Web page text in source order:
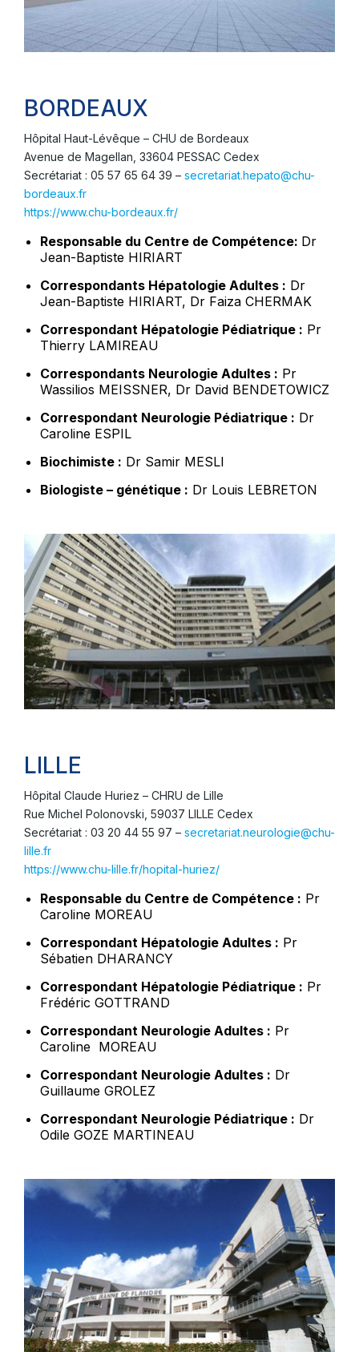
BORDEAUX
Hôpital Haut-Lévêque – CHU de Bordeaux
Avenue de Magellan, 33604 PESSAC Cedex
Secrétariat : 05 57 65 64 39 – secretariat.hepato@chu-
bordeaux.fr
https://www.chu-bordeaux.fr/
Responsable du Centre de Compétence: Dr
Jean-Baptiste HIRIART
Correspondants Hépatologie Adultes : Dr
Jean-Baptiste HIRIART, Dr Faiza CHERMAK
Correspondant Hépatologie Pédiatrique : Pr
Thierry LAMIREAU
Correspondants Neurologie Adultes : Pr
Wassilios MEISSNER, Dr David BENDETOWICZ
Correspondant Neurologie Pédiatrique : Dr
Caroline ESPIL
Biochimiste : Dr Samir MESLI
Biologiste – génétique : Dr Louis LEBRETON
LILLE
Hôpital Claude Huriez – CHRU de Lille
Rue Michel Polonovski, 59037 LILLE Cedex
Secrétariat : 03 20 44 55 97 – secretariat.neurologie@chu-
lille.fr
https://www.chu-lille.fr/hopital-huriez/
Responsable du Centre de Compétence : Pr
Caroline MOREAU
Correspondant Hépatologie Adultes : Pr
Sébatien DHARANCY
Correspondant Hépatologie Pédiatrique : Pr
Frédéric GOTTRAND
Correspondant Neurologie Adultes : Pr
Caroline MOREAU
Correspondant Neurologie Adultes : Dr
Guillaume GROLEZ
Correspondant Neurologie Pédiatrique : Dr
Odile GOZE MARTINEAU